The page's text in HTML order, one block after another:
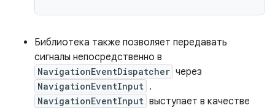
Библиотека также позволяет передавать
сигналы непосредственно в
NavigationEventDispatcher через
NavigationEventInput .
NavigationEventInput выступает в качестве